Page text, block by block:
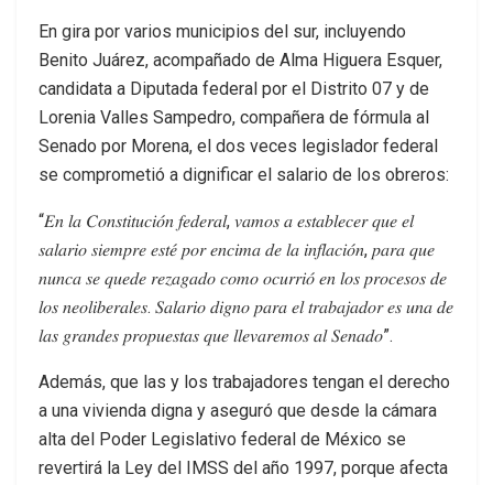
En gira por varios municipios del sur, incluyendo
Benito Juárez, acompañado de Alma Higuera Esquer,
candidata a Diputada federal por el Distrito 07 y de
Lorenia Valles Sampedro, compañera de fórmula al
Senado por Morena, el dos veces legislador federal
se comprometió a dignificar el salario de los obreros:
“𝐸𝑛 𝑙𝑎 𝐶𝑜𝑛𝑠𝑡𝑖𝑡𝑢𝑐𝑖𝑜́𝑛 𝑓𝑒𝑑𝑒𝑟𝑎𝑙, 𝑣𝑎𝑚𝑜𝑠 𝑎 𝑒𝑠𝑡𝑎𝑏𝑙𝑒𝑐𝑒𝑟 𝑞𝑢𝑒 𝑒𝑙
𝑠𝑎𝑙𝑎𝑟𝑖𝑜 𝑠𝑖𝑒𝑚𝑝𝑟𝑒 𝑒𝑠𝑡𝑒́ 𝑝𝑜𝑟 𝑒𝑛𝑐𝑖𝑚𝑎 𝑑𝑒 𝑙𝑎 𝑖𝑛𝑓𝑙𝑎𝑐𝑖𝑜́𝑛, 𝑝𝑎𝑟𝑎 𝑞𝑢𝑒
𝑛𝑢𝑛𝑐𝑎 𝑠𝑒 𝑞𝑢𝑒𝑑𝑒 𝑟𝑒𝑧𝑎𝑔𝑎𝑑𝑜 𝑐𝑜𝑚𝑜 𝑜𝑐𝑢𝑟𝑟𝑖𝑜́ 𝑒𝑛 𝑙𝑜𝑠 𝑝𝑟𝑜𝑐𝑒𝑠𝑜𝑠 𝑑𝑒
𝑙𝑜𝑠 𝑛𝑒𝑜𝑙𝑖𝑏𝑒𝑟𝑎𝑙𝑒𝑠. 𝑆𝑎𝑙𝑎𝑟𝑖𝑜 𝑑𝑖𝑔𝑛𝑜 𝑝𝑎𝑟𝑎 𝑒𝑙 𝑡𝑟𝑎𝑏𝑎𝑗𝑎𝑑𝑜𝑟 𝑒𝑠 𝑢𝑛𝑎 𝑑𝑒
𝑙𝑎𝑠 𝑔𝑟𝑎𝑛𝑑𝑒𝑠 𝑝𝑟𝑜𝑝𝑢𝑒𝑠𝑡𝑎𝑠 𝑞𝑢𝑒 𝑙𝑙𝑒𝑣𝑎𝑟𝑒𝑚𝑜𝑠 𝑎𝑙 𝑆𝑒𝑛𝑎𝑑𝑜”.
Además, que las y los trabajadores tengan el derecho
a una vivienda digna y aseguró que desde la cámara
alta del Poder Legislativo federal de México se
revertirá la Ley del IMSS del año 1997, porque afecta